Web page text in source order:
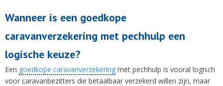
Wanneer is een goedkope
caravanverzekering met pechhulp een
logische keuze?
Een goedkope caravanverzekering met pechhulp is vooral logisch
voor caravanbezitters die betaalbaar verzekerd willen zijn, maar